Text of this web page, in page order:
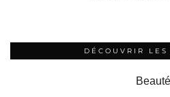
DÉCOUVRIR LES
Beauté